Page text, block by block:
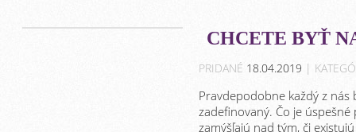
CHCETE BYŤ
PRIDANÉ 18.04.2019 |
Pravdepodobne každý z nás
zadefinovaný. Čo je
zamýšľajú nad tým, či